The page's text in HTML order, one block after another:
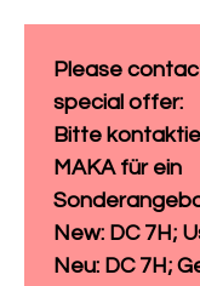
Please
special offer:
Bitte
MAKA für ein
New: DC 7H;
Neu: DC 7H;